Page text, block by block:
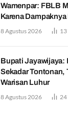
Wamenpar: FBLB
Karena
8 Agustus 2026 13
Bupati Jayawijaya:
Sekadar Tontonan,
Warisan Luhur
8 Agustus 2026 24